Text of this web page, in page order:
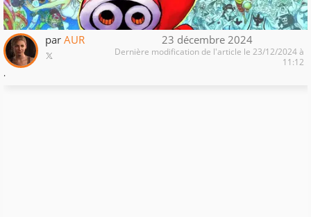
par AUR 23 décembre 2024
Dernière modification de l'article le 23/12/2024 à
11:12
.